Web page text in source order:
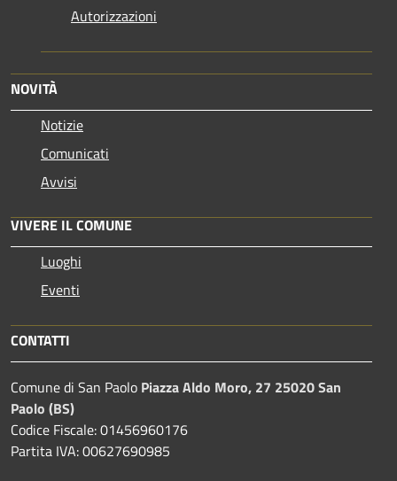
Autorizzazioni
NOVITÀ
Notizie
Comunicati
Avvisi
VIVERE IL COMUNE
Luoghi
Eventi
CONTATTI
Comune di San Paolo Piazza Aldo Moro, 27 25020 San
Paolo (BS)
Codice Fiscale: 01456960176
Partita IVA: 00627690985